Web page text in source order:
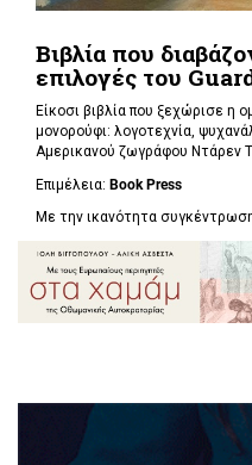
Βιβλία που
επιλογές του
Είκοσι βιβλία που ξεχώρισε η
μονορούφι: λογοτεχνία,
Αμερικανού ζωγράφου Ντάρεν
Επιμέλεια: Book Press
Με την ικανότητα